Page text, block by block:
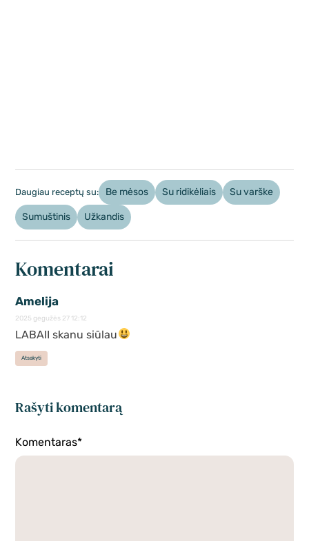
Daugiau receptų su: Be mėsos Su ridikėliais Su varške
Sumuštinis Užkandis
Komentarai
Amelija
2025 gegužės 27 12:12
LABAII skanu siūlau
Atsakyti
Rašyti komentarą
Komentaras*